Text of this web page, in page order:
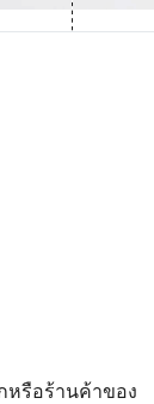
หรือร้านค้าของ